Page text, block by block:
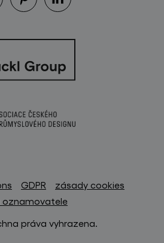
GDPR
zásady cookies
oznamovatele
práva vyhrazena.